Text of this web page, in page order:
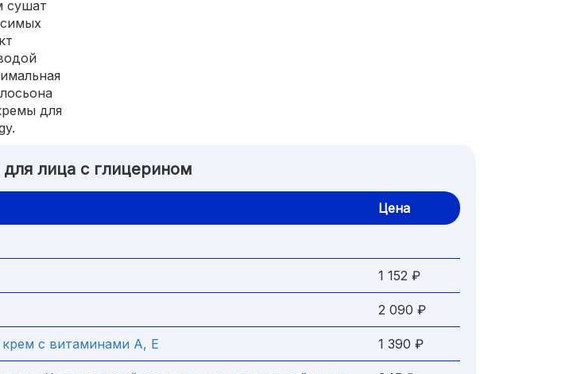
сушат
для
лица с глицерином
Цена
1 152 ₽
2 090 ₽
крем c витаминами А, Е 1 390 ₽